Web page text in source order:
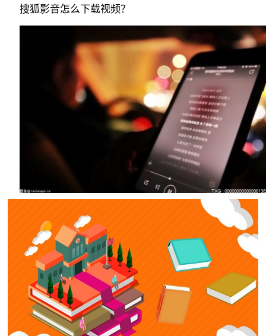
搜狐影音怎么下载视频？